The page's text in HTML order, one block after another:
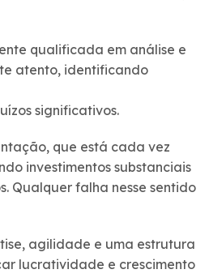
qualificada em análise e
atento, identificando
significativos.
que está cada vez
investimentos substanciais
Qualquer falha nesse sentido
agilidade e uma estrutura
lucratividade e crescimento